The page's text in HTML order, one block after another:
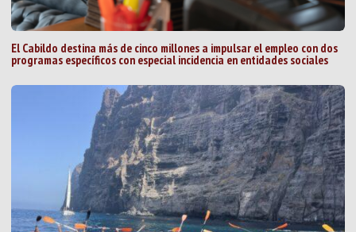
El Cabildo destina más de cinco millones a impulsar el empleo con dos
programas específicos con especial incidencia en entidades sociales